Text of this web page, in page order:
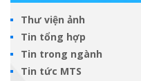
Thư viện ảnh
Tin tổng hợp
Tin trong ngành
Tin tức MTS